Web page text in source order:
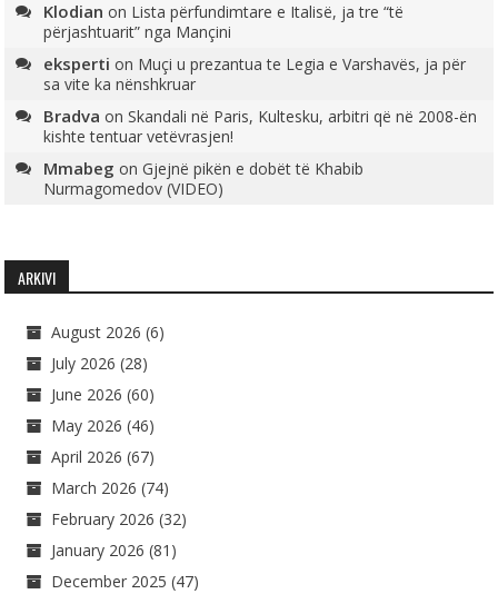
Klodian on Lista përfundimtare e Italisë, ja tre “të
përjashtuarit” nga Mançini
eksperti on Muçi u prezantua te Legia e Varshavës, ja për
sa vite ka nënshkruar
Bradva onSkandali në Paris, Kultesku, arbitri që në 2008-ën
kishte tentuar vetëvrasjen!
Mmabeg onGjejnë pikën e dobët të Khabib
Nurmagomedov (VIDEO)
ARKIVI
August 2026 (6)
July 2026 (28)
June 2026 (60)
May 2026 (46)
April 2026 (67)
March 2026 (74)
February 2026 (32)
January 2026 (81)
December 2025 (47)